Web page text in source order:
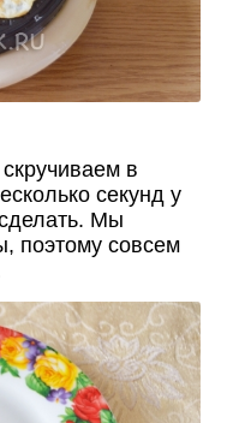
в
секунд у
Мы
поэтому совсем